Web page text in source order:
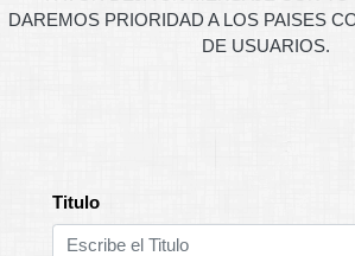
DAREMOS PRIORIDAD A LOS PAISES
DE USUARIOS.
Titulo